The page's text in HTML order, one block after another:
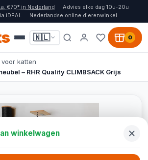
€70* in Nederland
Advies elke dag 10u-20u
iDEAL
Nederlandse online dierenwinkel
🇳🇱 0
voor katten
– RHR Quality CLIMBSACK Grijs
winkelwagen